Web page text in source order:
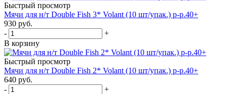
Быстрый просмотр
Мячи для н/т Double Fish 3* Volant (10 шт/упак.) р-р.40+
930 руб.
-
+
В корзину
Быстрый просмотр
Мячи для н/т Double Fish 2* Volant (10 шт/упак.) р-р.40+
640 руб.
-
+